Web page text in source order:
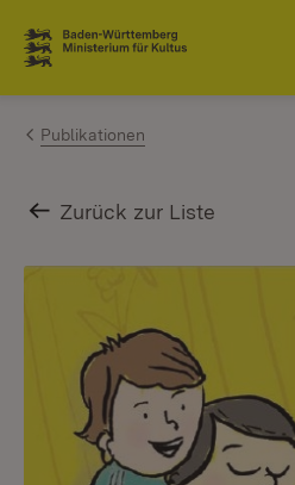
Zum Inhalt springen
Link zur Startseite
Publikationen
Zurück zur Liste